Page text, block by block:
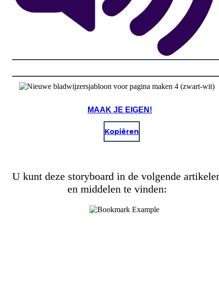
MAAK JE EIGEN!
Kopiëren
U kunt deze storyboard in de volgende
en middelen te vinden: